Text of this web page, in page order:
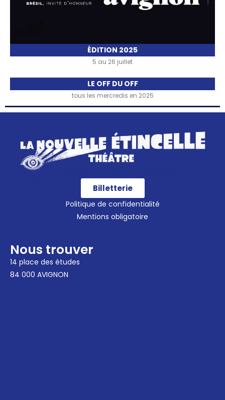
ÉDITION 2025
5 au 26 juillet
LE OFF DU OFF
tous les mercredis en 2025
Billetterie
Politique de confidentialité
Mentions obligatoire
Nous trouver
14 place des études
84 000 AVIGNON